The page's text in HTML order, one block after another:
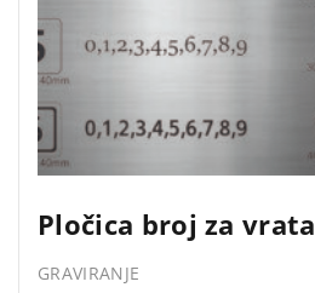
Pločica broj za vrata
GRAVIRANJE